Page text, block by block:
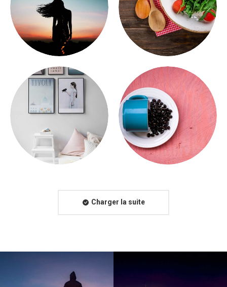
Charger la suite